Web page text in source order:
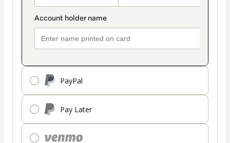
PayPal
Pay Later